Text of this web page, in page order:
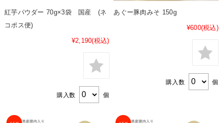
紅芋パウダー 70g×3袋 国産 (ネ
コポス便)
¥2,190(税込)
購入数 個
あぐー豚肉みそ 150g
¥600(税込)
購入数 個